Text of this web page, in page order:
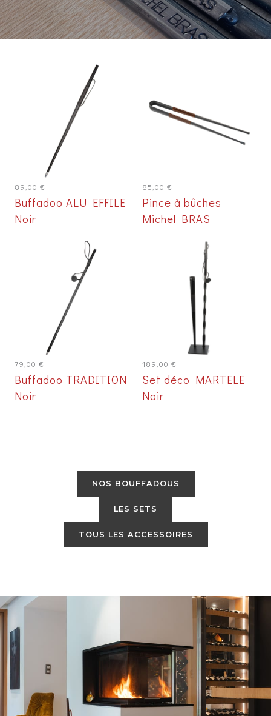
89,00 €
Buffadoo ALU EFFILE
Noir
85,00€
Pince à bûches
Michel BRAS
79,00 €
Buffadoo TRADITION
Noir
189,00€
Set déco MARTELE
Noir
NOS BOUFFADOUS
LES SETS
TOUS LES ACCESSOIRES